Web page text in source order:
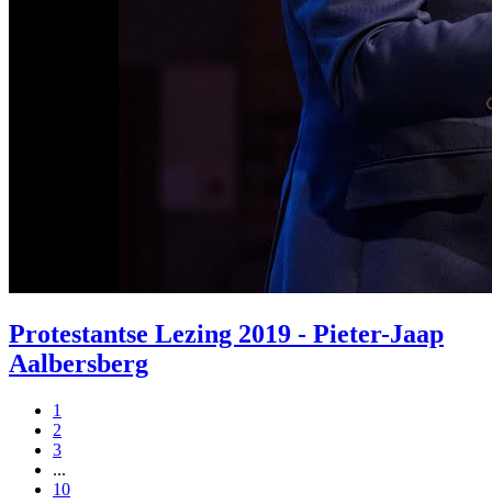
Protestantse Lezing 2019 - Pieter-Jaap
Aalbersberg
1
2
3
...
10